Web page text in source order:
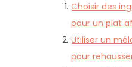
Choisir des
pour un plat
Utiliser un
pour